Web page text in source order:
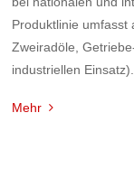
Produktlinie umfasst
Zweiradöle,
industriellen Einsatz).
Mehr